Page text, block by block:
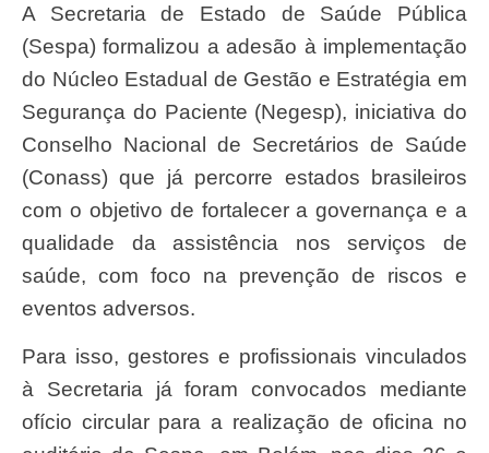
A Secretaria de Estado de Saúde Pública
(Sespa) formalizou a adesão à implementação
do Núcleo Estadual de Gestão e Estratégia em
Segurança do Paciente (Negesp), iniciativa do
Conselho Nacional de Secretários de Saúde
(Conass) que já percorre estados brasileiros
com o objetivo de fortalecer a governança e a
qualidade da assistência nos serviços de
saúde, com foco na prevenção de riscos e
eventos adversos.
Para isso, gestores e profissionais vinculados
à Secretaria já foram convocados mediante
ofício circular para a realização de oficina no